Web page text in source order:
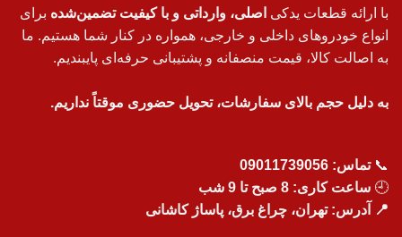
با ارائه قطعات یدکی اصلی، وارداتی و با کیفیت تضمین‌شده برای
انواع خودروهای داخلی و خارجی، همواره در کنار شما هستیم. ما
به اصالت کالا، قیمت منصفانه و پشتیبانی حرفه‌ای پایبندیم.
به دلیل حجم بالای سفارشات، تحویل حضوری موقتاً نداریم.
📞تماس: 09011739056
🕘 ساعت کاری: 8 صبح تا 9 شب
📍 آدرس: تهران، چراغ برق، پاساژ کاشانی